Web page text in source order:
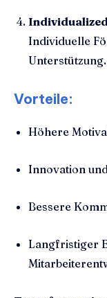
Individuelle
Unterstützung.
Vorteile:
Höhere
Innovation
Bessere
Langfristiger